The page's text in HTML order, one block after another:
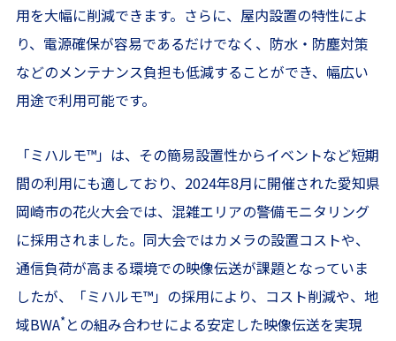
用を大幅に削減できます。さらに、屋内設置の特性によ
り、電源確保が容易であるだけでなく、防水・防塵対策
などのメンテナンス負担も低減することができ、幅広い
用途で利用可能です。
「ミハルモ™」は、その簡易設置性からイベントなど短期
間の利用にも適しており、2024年8月に開催された愛知県
岡崎市の花火大会では、混雑エリアの警備モニタリング
に採用されました。同大会ではカメラの設置コストや、
通信負荷が高まる環境での映像伝送が課題となっていま
したが、「ミハルモ™」の採用により、コスト削減や、地
域BWA*との組み合わせによる安定した映像伝送を実現